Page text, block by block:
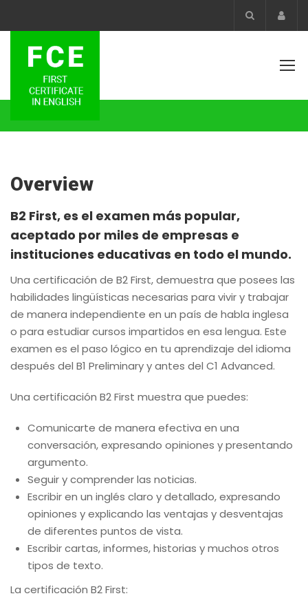
Overview
B2 First, es el examen más popular,
aceptado por miles de empresas e
instituciones educativas en todo el mundo.
Una certificación de B2 First, demuestra que posees las
habilidades lingüísticas necesarias para vivir y trabajar
de manera independiente en un país de habla inglesa
o para estudiar cursos impartidos en esa lengua. Este
examen es el paso lógico en tu aprendizaje del idioma
después del B1 Preliminary y antes del C1 Advanced.
Una certificación B2 First muestra que puedes:
Comunicarte de manera efectiva en una
conversación, expresando opiniones y presentando
argumento.
Seguir y comprender las noticias.
Escribir en un inglés claro y detallado, expresando
opiniones y explicando las ventajas y desventajas
de diferentes puntos de vista.
Escribir cartas, informes, historias y muchos otros
tipos de texto.
La certificación B2 First: